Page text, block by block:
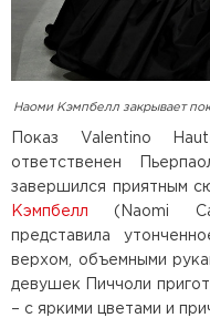
Наоми Кэмпбелл закрывает
Показ Valentino
ответственен
завершился приятным
Кэмпбелл
(Naomi
представила
верхом, объемными
девушек Пиччоли
– с яркими цветами и